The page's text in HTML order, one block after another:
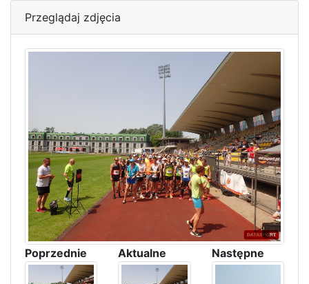
Przeglądaj zdjęcia
Poprzednie Aktualne Następne